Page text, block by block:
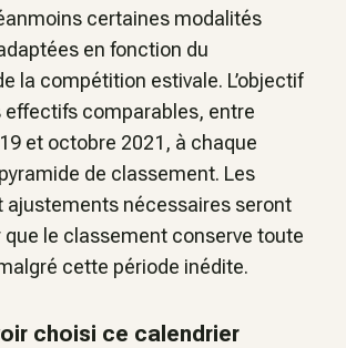
certaines modalités
en fonction du
la compétition estivale. L’objectif
effectifs comparables, entre
et octobre 2021, à chaque
de classement. Les
ajustements nécessaires seront
que le classement conserve toute
cette période inédite.
choisi ce calendrier